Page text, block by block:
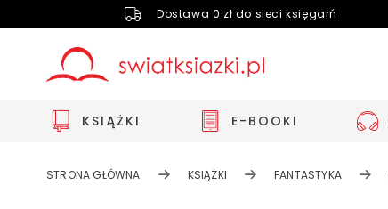
Dostawa 0 zł do sieci księgarń
KSIĄŻKI E-BOOKI
STRONA GŁÓWNA KSIĄŻKI FANTASTYKA